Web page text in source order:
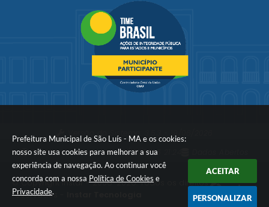
Prefeitura Municipal de São Luís - MA e os cookies:
nosso site usa cookies para melhorar a sua
experiência de navegação. Ao continuar você
concorda com a nossa Política de Cookies e
Privacidade.
ACEITAR
PERSONALIZAR
Portal do Segurado
Manual de Gestão Patrimonial
Ver mais serviços para o Servidor
Portal atualizado em:06/08/2026 21:24
© Copyright Instar - 2006-2026. Todos os direitos
reservados -